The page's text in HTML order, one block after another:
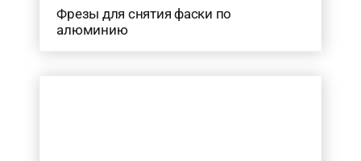
Фрезы для снятия фаски по
алюминию